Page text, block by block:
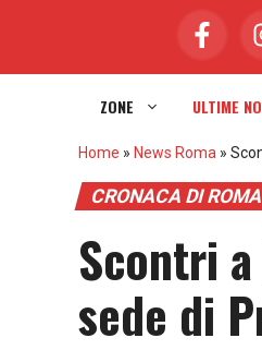
ZONE ULTIME
Home » News Roma »
CRONACA DI ROMA
Scontri
sede di